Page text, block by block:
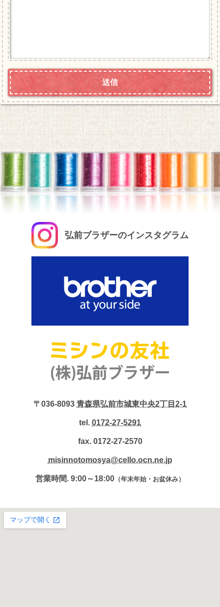
弘前ブラザーのインスタグラム
〒036-8093 青森県弘前市城東中央2丁目2-1
tel. 0172-27-5291
fax. 0172-27-2570
misinnotomosya@cello.ocn.ne.jp
営業時間. 9:00～18:00 （年末年始・お盆休み）